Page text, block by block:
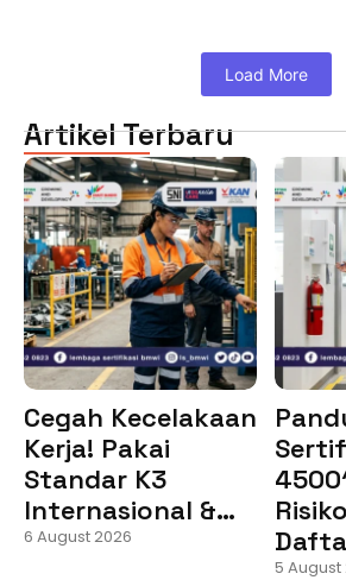
Load More
Artikel Terbaru
Cegah Kecelakaan
Kerja! Pakai
Standar K3
Internasional &…
6 August 2026
5 August